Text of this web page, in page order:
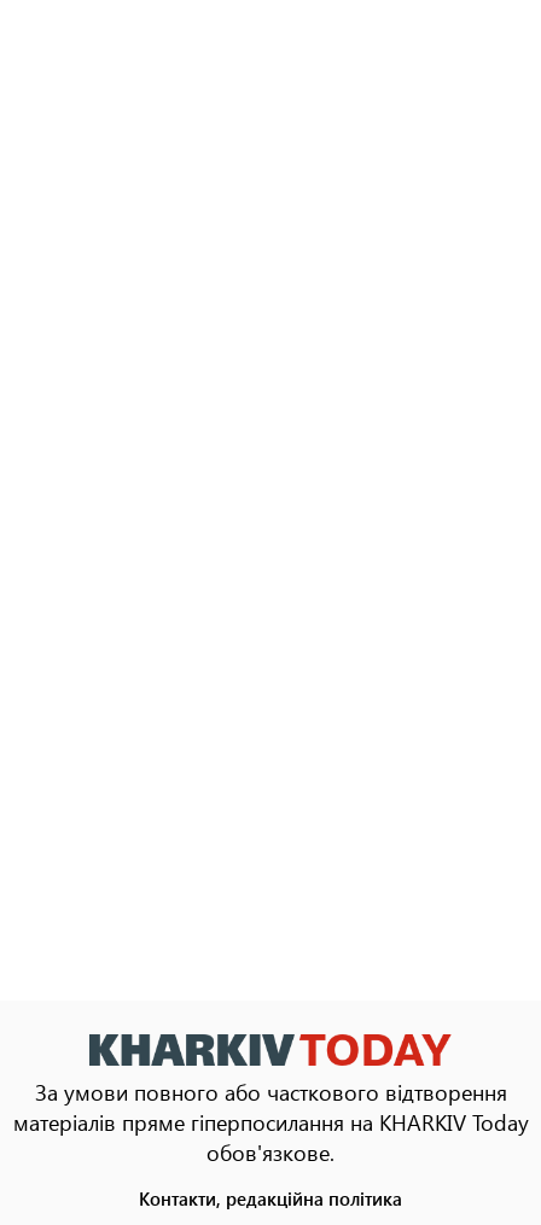
За умови повного або часткового відтворення
матеріалів пряме гіперпосилання на KHARKIV Today
обов'язкове.
Контакти, редакційна політика